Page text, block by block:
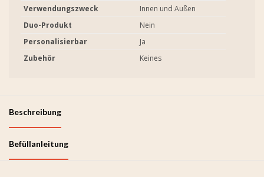
Verwendungszweck
Innen und Außen
Duo-Produkt
Nein
Personalisierbar
Ja
Zubehör
Keines
Beschreibung
Befüllanleitung